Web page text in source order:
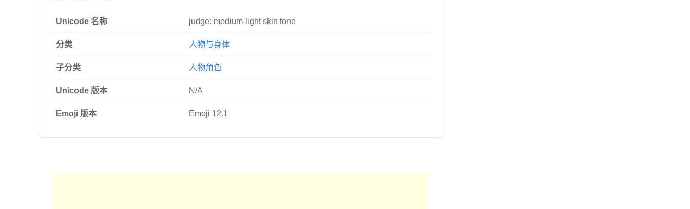
Unicode 名称 judge: medium-light skin tone
分类 人物与身体
子分类 人物角色
Unicode 版本 N/A
Emoji 版本 Emoji 12.1